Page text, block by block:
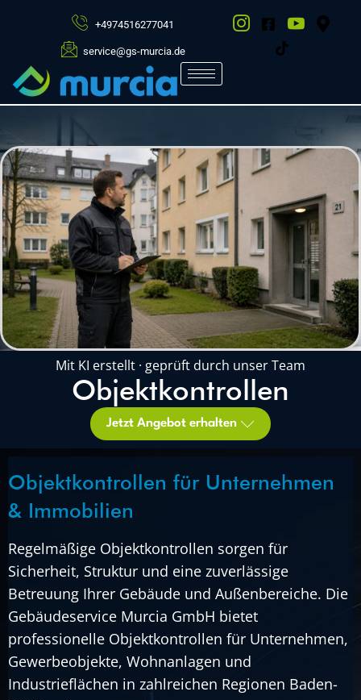
+4974516277041
service@gs-murcia.de
Mit KI erstellt · geprüft durch unser Team
Objektkontrollen
Jetzt Angebot erhalten
Objektkontrollen für Unternehmen
& Immobilien
Regelmäßige Objektkontrollen sorgen für
Sicherheit, Struktur und eine zuverlässige
Betreuung Ihrer Gebäude und Außenbereiche. Die
Gebäudeservice Murcia GmbH bietet
professionelle Objektkontrollen für Unternehmen,
Gewerbeobjekte, Wohnanlagen und
Industrieflächen in zahlreichen Regionen Baden-